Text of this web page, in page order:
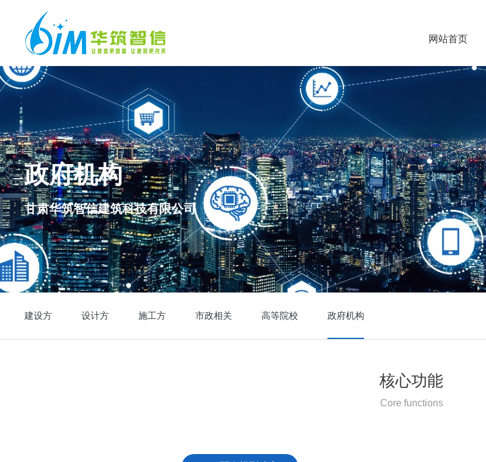
网站首页
政府机构
甘肃华筑智信建筑科技有限公司
建设方 设计方 施工方 市政相关 高等院校 政府机构
核心功能
Core functions